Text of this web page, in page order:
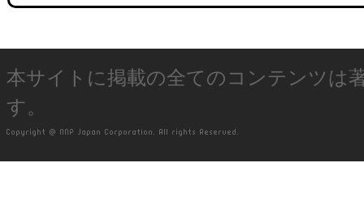
本サイトに掲載の全てのコンテンツは
す。